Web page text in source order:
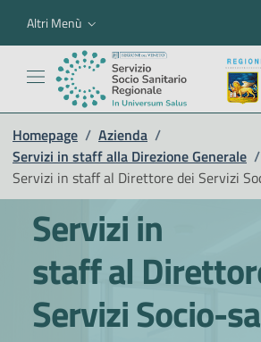
Altri Menù
Homepage / Azienda /
Servizi in staff alla Direzione Generale /
Servizi in staff al Direttore dei Servizi
Servizi in
staff al
Servizi Socio-